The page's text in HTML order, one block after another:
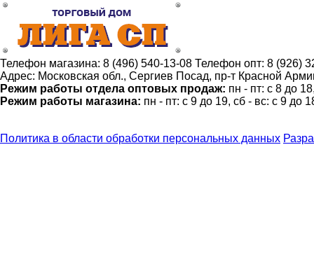
Телефон магазина: 8 (496) 540-13-08 Телефон опт: 8 (926)
Адрес: Московская обл., Сергиев Посад, пр-т Красной
Режим работы отдела оптовых продаж: пн - пт: с 8 до
Режим работы магазина: пн - пт: с 9 до 19, сб - вс: с 9 до
Политика в области обработки персональных данных